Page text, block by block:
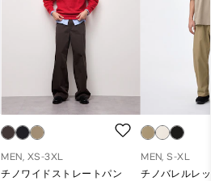
MEN, XS-3XL
チノワイドストレートパン
MEN, S-XL
チノバレルレ